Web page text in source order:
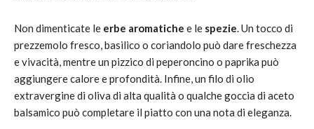
Non dimenticate le erbe aromatiche e le spezie. Un tocco di
prezzemolo fresco, basilico o coriandolo può dare freschezza
e vivacità, mentre un pizzico di peperoncino o paprika può
aggiungere calore e profondità. Infine, un filo di olio
extravergine di oliva di alta qualità o qualche goccia di aceto
balsamico può completare il piatto con una nota di eleganza.